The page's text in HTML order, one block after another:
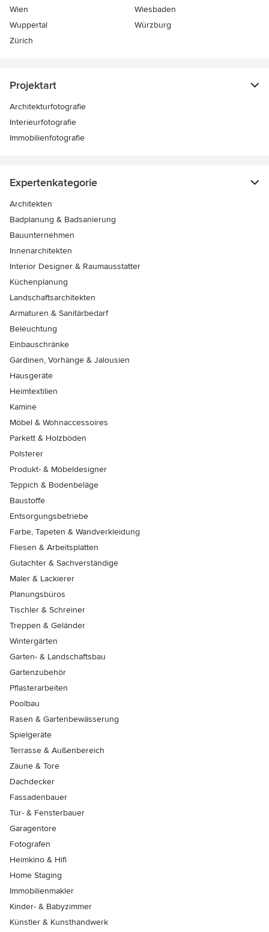
Wien
Wiesbaden
Wuppertal
Würzburg
Zürich
Projektart
Architekturfotografie
Interieurfotografie
Immobilienfotografie
Expertenkategorie
Architekten
Badplanung & Badsanierung
Bauunternehmen
Innenarchitekten
Interior Designer & Raumausstatter
Küchenplanung
Landschaftsarchitekten
Armaturen & Sanitärbedarf
Beleuchtung
Einbauschränke
Gardinen, Vorhänge & Jalousien
Hausgeräte
Heimtextilien
Kamine
Möbel & Wohnaccessoires
Parkett & Holzböden
Polsterer
Produkt- & Möbeldesigner
Teppich & Bodenbeläge
Baustoffe
Entsorgungsbetriebe
Farbe, Tapeten & Wandverkleidung
Fliesen & Arbeitsplatten
Gutachter & Sachverständige
Maler & Lackierer
Planungsbüros
Tischler & Schreiner
Treppen & Geländer
Wintergärten
Garten- & Landschaftsbau
Gartenzubehör
Pflasterarbeiten
Poolbau
Rasen & Gartenbewässerung
Spielgeräte
Terrasse & Außenbereich
Zäune & Tore
Dachdecker
Fassadenbauer
Tür- & Fensterbauer
Garagentore
Fotografen
Heimkino & Hifi
Home Staging
Immobilienmakler
Kinder- & Babyzimmer
Künstler & Kunsthandwerk